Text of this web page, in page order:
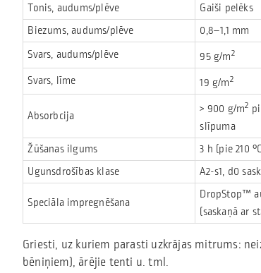
Tonis, audums/plēve
Gaiši pelēks
Biezums, audums/plēve
0,8–1,1 mm
Svars, audums/plēve
95 g/m2
Svars, līme 19 g/m2
Absorbcija > 900 g/m2
slīpuma
Žūšanas ilgums
3 h (pie 210
Ugunsdrošības klase
A2-s1, d0
Speciāla impregnēšana
DropStop™
(saskaņā ar
Griesti, uz kuriem parasti uzkrājas mitrums:
bēniņiem), ārējie tenti u. tml.